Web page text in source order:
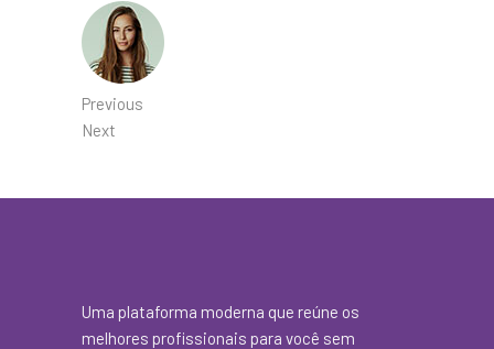
Previous
Next
Uma plataforma moderna que reúne os
melhores profissionais para você sem